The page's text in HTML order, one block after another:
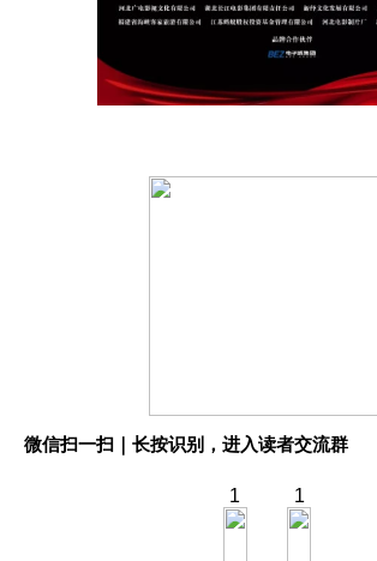
微信扫一扫｜长按识别，进入读者交流群
1 1